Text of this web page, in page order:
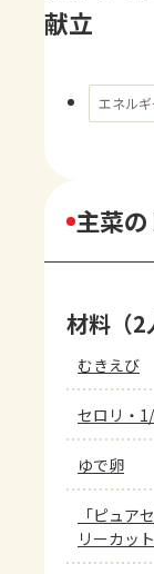
献立
エネルギ
主菜
材料（2
むきえび
セロリ・
ゆで卵
「ピュア
リーカット